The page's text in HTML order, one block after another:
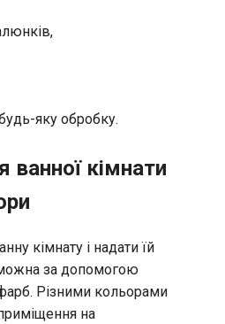
яку обробку.
ванної кімнати
кімнату і надати їй
можна за допомогою
Різними кольорами
на